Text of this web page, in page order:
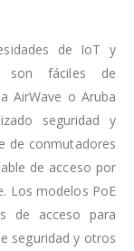
de IoT y
son fáciles de
AirWave o Aruba
seguridad y
de conmutadores
de acceso por
Los modelos PoE
de acceso para
seguridad y otros